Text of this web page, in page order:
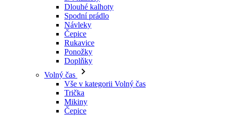
Ponožky
Doplňky
Volný čas
Vše v kategorii Volný čas
Trička
Mikiny
Čepice
Triatlon
Vše v kategorii Triatlon
Tílka
Kombinézy